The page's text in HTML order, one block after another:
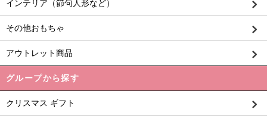
インテリア（節句人形など）
その他おもちゃ
アウトレット商品
グループから探す
クリスマス ギフト